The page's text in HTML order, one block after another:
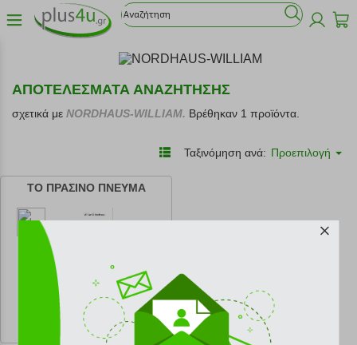
ΑΠΟΤΕΛΕΣΜΑΤΑ ΑΝΑΖΗΤΗΣΗΣ
σχετικά με NORDHAUS-WILLIAM. Βρέθηκαν 1 προϊόντα.
Ταξινόμηση ανά: Προεπιλογή
ΤΟ ΠΡΑΣΙΝΟ ΠΝΕΥΜΑ
κωδ. 108206256
22.50 €
Ελάχιστη 30 ημερών 25.00 €
Προτεινόμενη λιανική 25.00 €